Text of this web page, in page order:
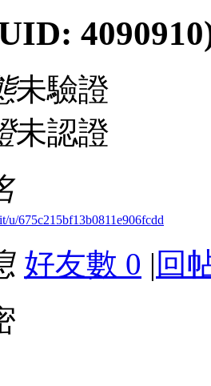
未驗證
未認證
u/675c215bf13b0811e906fcdd
好友數 0 | 回